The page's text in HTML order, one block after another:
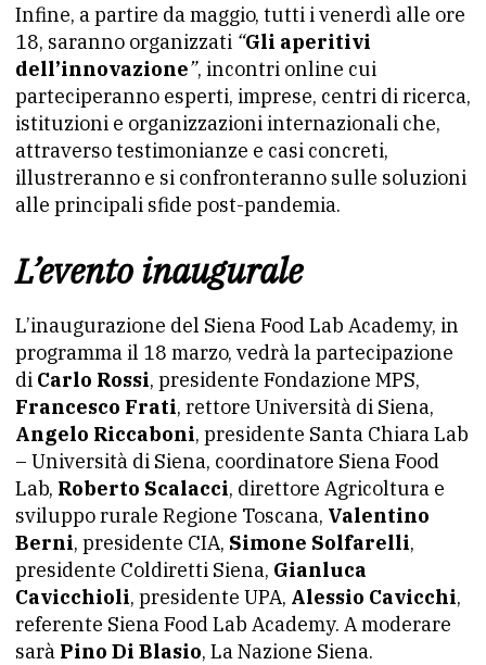
Infine, a partire da maggio, tutti i venerdì alle ore
18, saranno organizzati “Gli aperitivi
dell’innovazione”, incontri online cui
parteciperanno esperti, imprese, centri di ricerca,
istituzioni e organizzazioni internazionali che,
attraverso testimonianze e casi concreti,
illustreranno e si confronteranno sulle soluzioni
alle principali sfide post-pandemia.
L’evento inaugurale
L’inaugurazione del Siena Food Lab Academy, in
programma il 18 marzo, vedrà la partecipazione
di Carlo Rossi, presidente Fondazione MPS,
Francesco Frati, rettore Università di Siena,
Angelo Riccaboni, presidente Santa Chiara Lab
– Università di Siena, coordinatore Siena Food
Lab, Roberto Scalacci, direttore Agricoltura e
sviluppo rurale Regione Toscana, Valentino
Berni, presidente CIA, Simone Solfarelli,
presidente Coldiretti Siena, Gianluca
Cavicchioli, presidente UPA, Alessio Cavicchi,
referente Siena Food Lab Academy. A moderare
sarà Pino Di Blasio, La Nazione Siena.